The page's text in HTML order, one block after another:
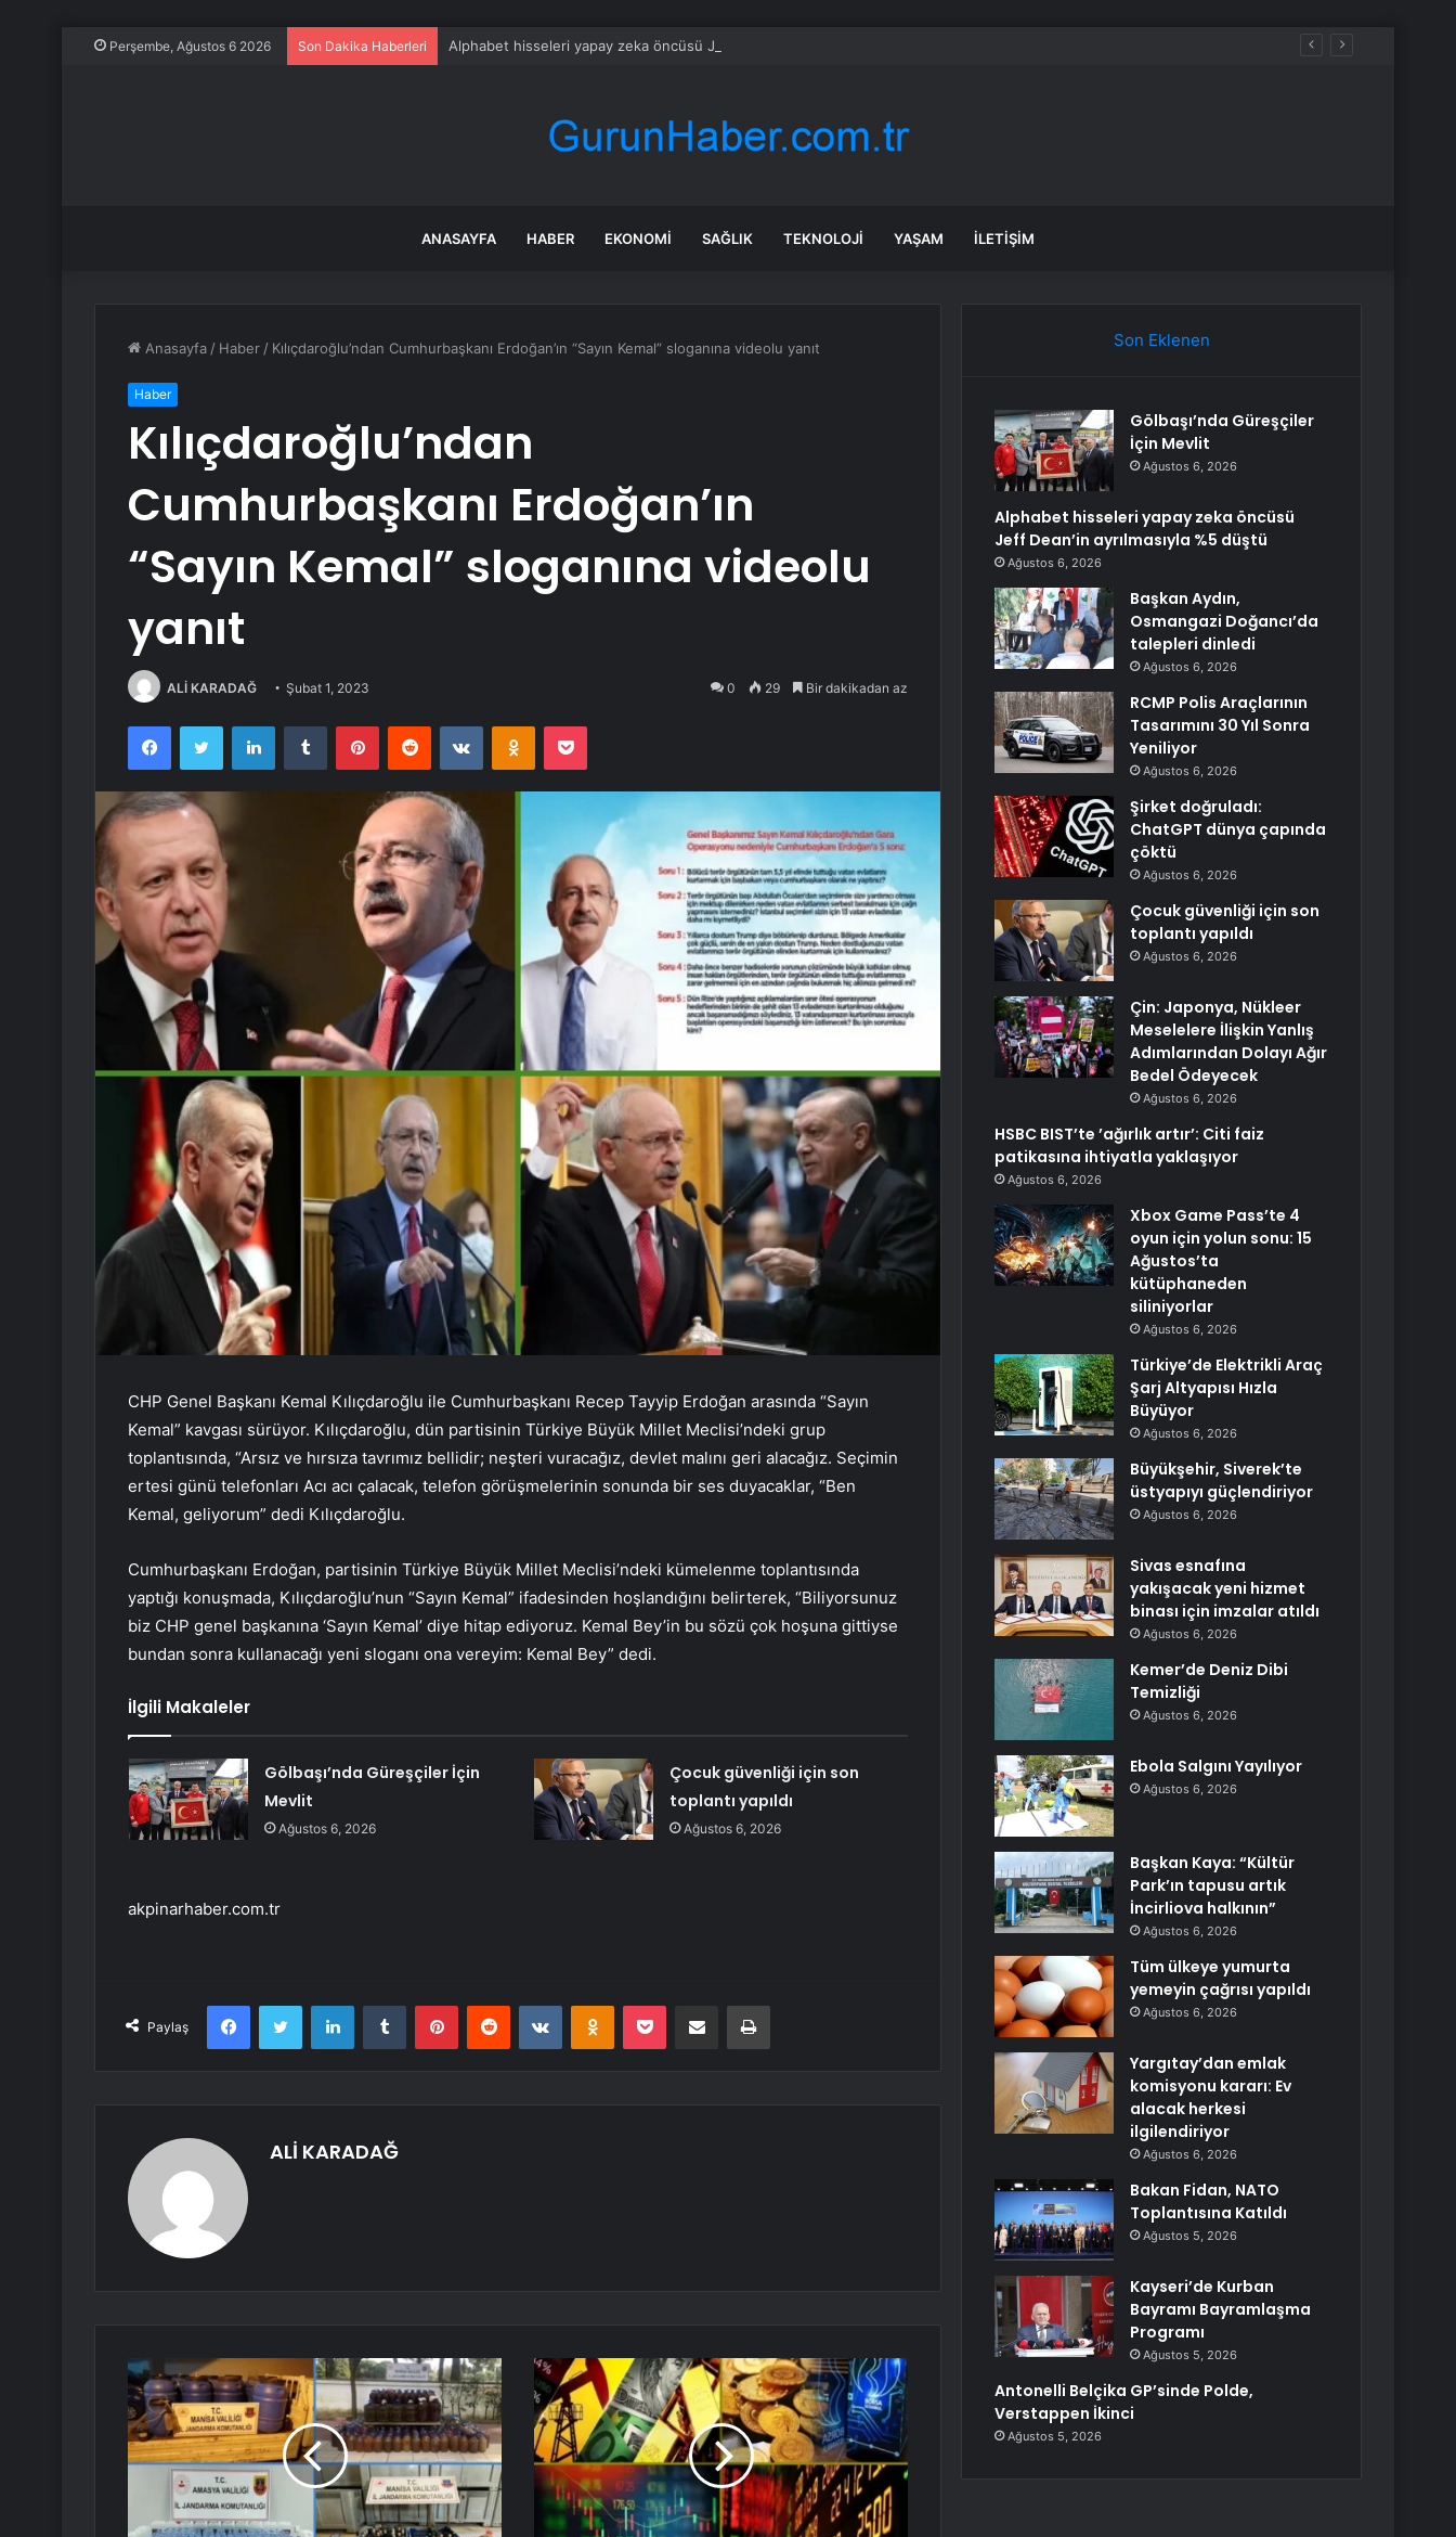
Perşembe, Ağustos 6 2026 Son Dakika Haberleri Alphabet hisseleri yapay zeka öncüsü Jeff Dean’in ayrılmasıyla %5 düştü
ANASAYFA HABER EKONOMI SAĞLIK TEKNOLOJI YAŞAM İLETIŞIM
Anasayfa / Haber / Kılıçdaroğlu’ndan Cumhurbaşkanı Erdoğan’ın “Sayın Kemal” sloganına videolu yanıt
Haber
Kılıçdaroğlu’ndan
Cumhurbaşkanı Erdoğan’ın
“Sayın Kemal” sloganına videolu
yanıt
ALİ KARADAĞ Şubat 1, 2023 0 29 Bir dakikadan az
FacebookTwitter LinkedInTumblr PinterestReddit VKontakteOdnoklassniki
Pocket
CHP Genel Başkanı Kemal Kılıçdaroğlu ile Cumhurbaşkanı Recep Tayyip Erdoğan arasında “Sayın
Kemal” kavgası sürüyor. Kılıçdaroğlu, dün partisinin Türkiye Büyük Millet Meclisi’ndeki grup
toplantısında, “Arsız ve hırsıza tavrımız bellidir; neşteri vuracağız, devlet malını geri alacağız. Seçimin
ertesi günü telefonları Acı acı çalacak, telefon görüşmelerinin sonunda bir ses duyacaklar, “Ben
Kemal, geliyorum” dedi Kılıçdaroğlu.
Cumhurbaşkanı Erdoğan, partisinin Türkiye Büyük Millet Meclisi’ndeki kümelenme toplantısında
yaptığı konuşmada, Kılıçdaroğlu’nun “Sayın Kemal” ifadesinden hoşlandığını belirterek, “Biliyorsunuz
biz CHP genel başkanına ‘Sayın Kemal’ diye hitap ediyoruz. Kemal Bey’in bu sözü çok hoşuna gittiyse
bundan sonra kullanacağı yeni sloganı ona vereyim: Kemal Bey” dedi.
İlgili Makaleler
Gölbaşı’nda Güreşçiler İçin
Mevlit
Ağustos 6, 2026
Çocuk güvenliği için son
toplantı yapıldı
Ağustos 6, 2026
akpinarhaber.com.tr
Paylaş
FacebookTwitter LinkedInTumblr PinterestReddit VKontakteOdnoklassniki
Pocket E-Posta ile paylaş Yazdır
ALİ KARADAĞ
Son Eklenen
Gölbaşı’nda Güreşçiler
İçin Mevlit
Ağustos 6, 2026
Alphabet hisseleri yapay zeka öncüsü
Jeff Dean’in ayrılmasıyla %5 düştü
Ağustos 6, 2026
Başkan Aydın,
Osmangazi Doğancı’da
talepleri dinledi
Ağustos 6, 2026
RCMP Polis Araçlarının
Tasarımını 30 Yıl Sonra
Yeniliyor
Ağustos 6, 2026
Şirket doğruladı:
ChatGPT dünya çapında
çöktü
Ağustos 6, 2026
Çocuk güvenliği için son
toplantı yapıldı
Ağustos 6, 2026
Çin: Japonya, Nükleer
Meselelere İlişkin Yanlış
Adımlarından Dolayı Ağır
Bedel Ödeyecek
Ağustos 6, 2026
HSBC BIST’te ’ağırlık artır’: Citi faiz
patikasına ihtiyatla yaklaşıyor
Ağustos 6, 2026
Xbox Game Pass’te 4
oyun için yolun sonu: 15
Ağustos’ta
kütüphaneden
siliniyorlar
Ağustos 6, 2026
Türkiye’de Elektrikli Araç
Şarj Altyapısı Hızla
Büyüyor
Ağustos 6, 2026
Büyükşehir, Siverek’te
üstyapıyı güçlendiriyor
Ağustos 6, 2026
Sivas esnafına
yakışacak yeni hizmet
binası için imzalar atıldı
Ağustos 6, 2026
Kemer’de Deniz Dibi
Temizliği
Ağustos 6, 2026
Ebola Salgını Yayılıyor
Ağustos 6, 2026
Başkan Kaya: “Kültür
Park’ın tapusu artık
İncirliova halkının”
Ağustos 6, 2026
Tüm ülkeye yumurta
yemeyin çağrısı yapıldı
Ağustos 6, 2026
Yargıtay’dan emlak
komisyonu kararı: Ev
alacak herkesi
ilgilendiriyor
Ağustos 6, 2026
Bakan Fidan, NATO
Toplantısına Katıldı
Ağustos 5, 2026
Kayseri’de Kurban
Bayramı Bayramlaşma
Programı
Ağustos 5, 2026
Antonelli Belçika GP’sinde Polde,
Verstappen İkinci
Ağustos 5, 2026